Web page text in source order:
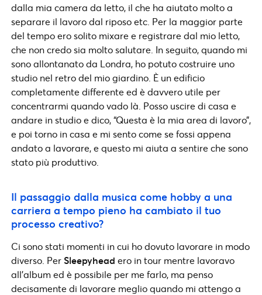
dalla mia camera da letto, il che ha aiutato molto a
separare il lavoro dal riposo etc. Per la maggior parte
del tempo ero solito mixare e registrare dal mio letto,
che non credo sia molto salutare. In seguito, quando mi
sono allontanato da Londra, ho potuto costruire uno
studio nel retro del mio giardino. È un edificio
completamente differente ed è davvero utile per
concentrarmi quando vado là. Posso uscire di casa e
andare in studio e dico, “Questa è la mia area di lavoro”,
e poi torno in casa e mi sento come se fossi appena
andato a lavorare, e questo mi aiuta a sentire che sono
stato più produttivo.
Il passaggio dalla musica come hobby a una
carriera a tempo pieno ha cambiato il tuo
processo creativo?
Ci sono stati momenti in cui ho dovuto lavorare in modo
diverso. Per Sleepyhead ero in tour mentre lavoravo
all’album ed è possibile per me farlo, ma penso
decisamente di lavorare meglio quando mi attengo a